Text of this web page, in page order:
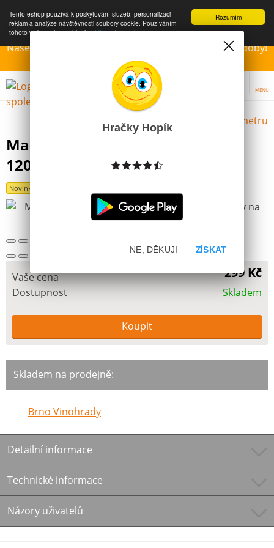
Rozumím
Tento eshop používá k poskytování služeb, personalizaci
reklam a analýze návštěvnosti soubory cookie. Používáním
tohoto webu s tím souhlasíte.Více informací
Naše Prodejny – Otevřeny dle otvírací prázdninové doby!
Přejeme krásné léto!!!
MENU
Výběr hraček dle zvoleného parametru
Made Karnevalový Kostým Upír
120-130 cm Šaty na karneval
Novinka
Vaše cena 299 Kč
Dostupnost Skladem
Skladem na prodejně:
Brno Vinohrady
Detailní informace
Technické informace
Názory uživatelů
Hračky Hopík
ZÍSKAT
NE, DĚKUJI